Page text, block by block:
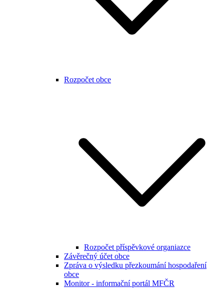
Rozpočet obce
Rozpočet příspěvkové organiazce
Závěrečný účet obce
Zpráva o výsledku přezkoumání hospodaření
obce
Monitor - informační portál MFČR